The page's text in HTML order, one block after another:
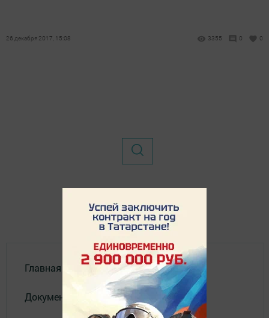
26 декабря 2017, 15:08 3355 0 0
Главная
Документы